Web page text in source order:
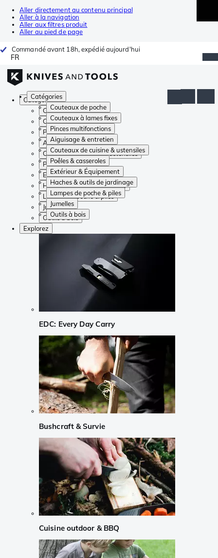
Aller directement au contenu principal
Aller à la navigation
Aller aux filtres produit
Aller au pied de page
Commandé avant 18h, expédié aujourd'hui
FR
Catégories
Couteaux de poche
Couteaux à lames fixes
Pinces multifonctions
Aiguisage & entretien
Couteaux de cuisine & ustensiles
Poêles & casseroles
Extérieur & Équipement
Haches & outils de jardinage
Lampes de poche & piles
Jumelles
Outils à bois
Catégories
Couteaux de poche
Couteaux à lames fixes
Pinces multifonctions
Aiguisage & entretien
Couteaux de cuisine & ustensiles
Poêles & casseroles
Extérieur & Équipement
Haches & outils de jardinage
Lampes de poche & piles
Jumelles
Outils à bois
Explorez
EDC: Every Day Carry
Bushcraft & Survie
Cuisine outdoor & BBQ